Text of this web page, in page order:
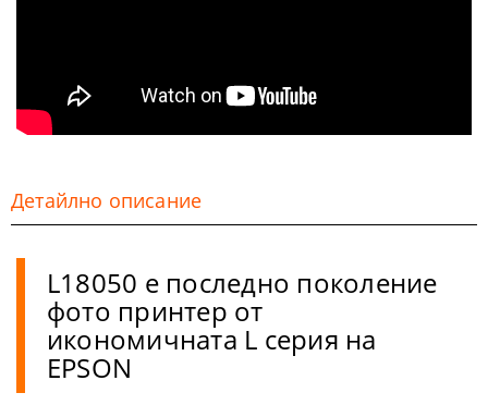
Детайлно описание
L18050 e последно поколение
фото принтер от
икономичната L серия на
EPSON